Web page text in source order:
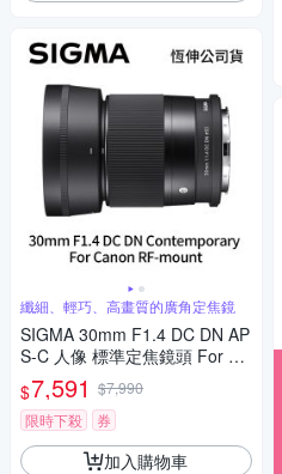
纖細、輕巧、高畫質的廣角定焦鏡
SIGMA 30mm F1.4 DC DN AP
S-C 人像 標準定焦鏡頭 For Ca
non RF-mount (公司貨)
$7,591 $7,990
限時下殺
券
加入購物車